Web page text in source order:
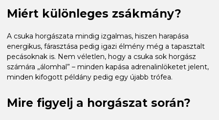
Miért különleges zsákmány?
A csuka horgászata mindig izgalmas, hiszen harapása
energikus, fárasztása pedig igazi élmény még a tapasztalt
pecásoknak is. Nem véletlen, hogy a csuka sok horgász
számára „álomhal” – minden kapása adrenalinlöketet jelent,
minden kifogott példány pedig egy újabb trófea.
Mire figyelj a horgászat során?